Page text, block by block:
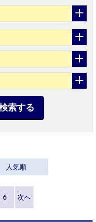
索する
人気順
6 次へ